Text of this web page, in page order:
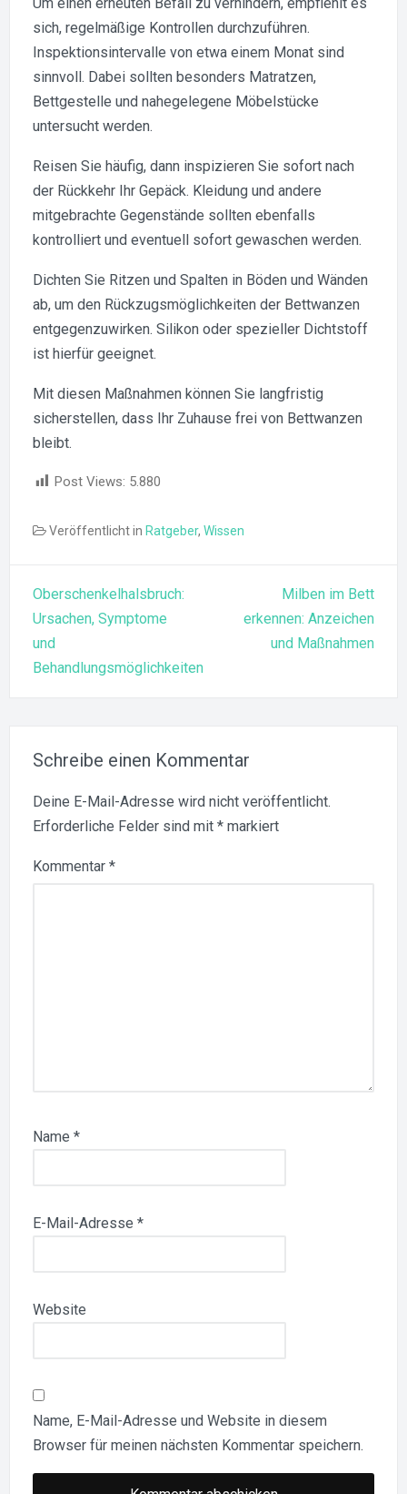
sich, regelmäßige Kontrollen durchzuführen.
Inspektionsintervalle von etwa einem Monat sind
sinnvoll. Dabei sollten besonders Matratzen,
Bettgestelle und nahegelegene Möbelstücke
untersucht werden.
Reisen Sie häufig, dann inspizieren Sie sofort nach
der Rückkehr Ihr Gepäck. Kleidung und andere
mitgebrachte Gegenstände sollten ebenfalls
kontrolliert und eventuell sofort gewaschen werden.
Dichten Sie Ritzen und Spalten in Böden und Wänden
ab, um den Rückzugsmöglichkeiten der Bettwanzen
entgegenzuwirken. Silikon oder spezieller Dichtstoff
ist hierfür geeignet.
Mit diesen Maßnahmen können Sie langfristig
sicherstellen, dass Ihr Zuhause frei von Bettwanzen
bleibt.
Post Views: 5.880
Veröffentlicht in Ratgeber, Wissen
Oberschenkelhalsbruch:
Ursachen, Symptome
und
Behandlungsmöglichkeiten
Milben im Bett
erkennen: Anzeichen
und Maßnahmen
Schreibe einen Kommentar
Deine E-Mail-Adresse wird nicht veröffentlicht.
Erforderliche Felder sind mit * markiert
Kommentar *
Name *
E-Mail-Adresse *
Website
Name, E-Mail-Adresse und Website in diesem
Browser für meinen nächsten Kommentar speichern.